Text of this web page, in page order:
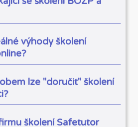
výhody školení
lze "doručit" školení
školení Safetutor